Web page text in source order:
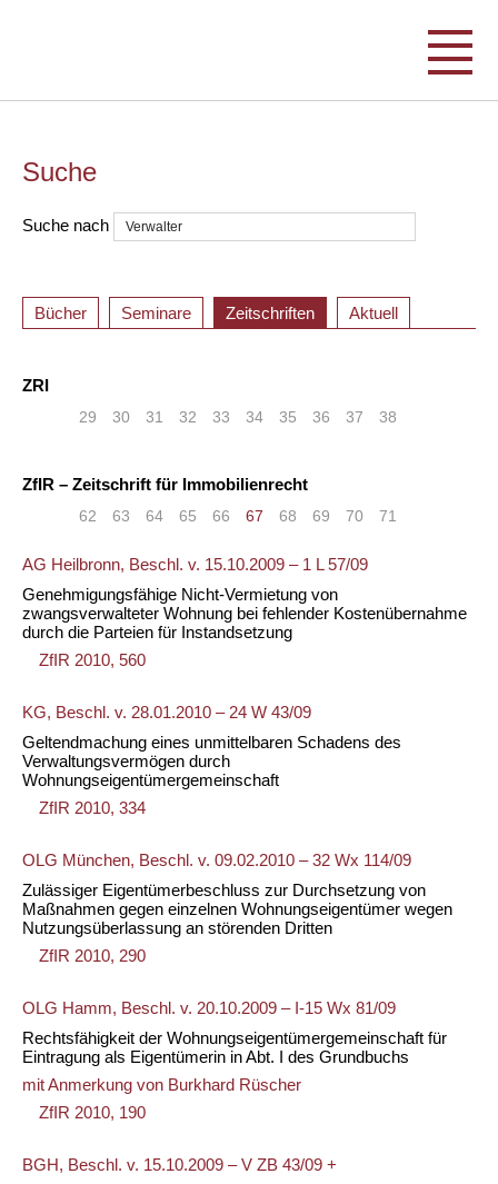
Suche
Suche nach
Bücher Seminare Zeitschriften Aktuell
ZRI
29 30 31 32 33 34 35 36 37 38
ZfIR – Zeitschrift für Immobilienrecht
62 63 64 65 66 67 68 69 70 71
AG Heilbronn, Beschl. v. 15.10.2009 – 1 L 57/09
Genehmigungsfähige Nicht-Vermietung von
zwangsverwalteter Wohnung bei fehlender Kostenübernahme
durch die Parteien für Instandsetzung
ZfIR 2010, 560
KG, Beschl. v. 28.01.2010 – 24 W 43/09
Geltendmachung eines unmittelbaren Schadens des
Verwaltungsvermögen durch
Wohnungseigentümergemeinschaft
ZfIR 2010, 334
OLG München, Beschl. v. 09.02.2010 – 32 Wx 114/09
Zulässiger Eigentümerbeschluss zur Durchsetzung von
Maßnahmen gegen einzelnen Wohnungseigentümer wegen
Nutzungsüberlassung an störenden Dritten
ZfIR 2010, 290
OLG Hamm, Beschl. v. 20.10.2009 – I-15 Wx 81/09
Rechtsfähigkeit der Wohnungseigentümergemeinschaft für
Eintragung als Eigentümerin in Abt. I des Grundbuchs
mit Anmerkung von Burkhard Rüscher
ZfIR 2010, 190
BGH, Beschl. v. 15.10.2009 – V ZB 43/09 +